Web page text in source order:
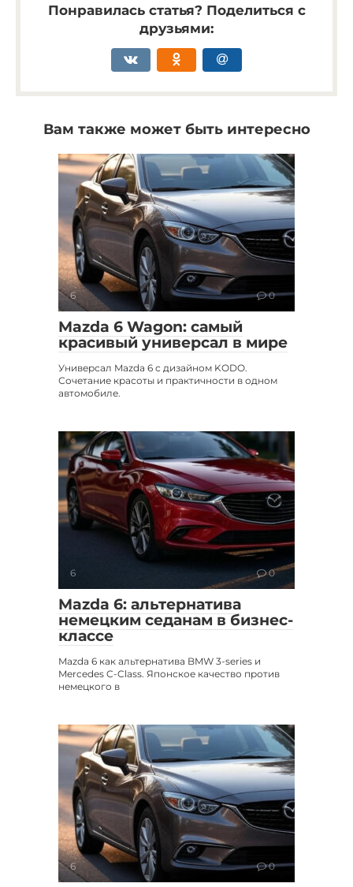
Понравилась статья? Поделиться с
друзьями:
Вам также может быть интересно
6 0
Mazda 6 Wagon: самый
красивый универсал в мире
Универсал Mazda 6 с дизайном KODO.
Сочетание красоты и практичности в одном
автомобиле.
6 0
Mazda 6: альтернатива
немецким седанам в бизнес-
классе
Mazda 6 как альтернатива BMW 3-series и
Mercedes C-Class. Японское качество против
немецкого в
6 0